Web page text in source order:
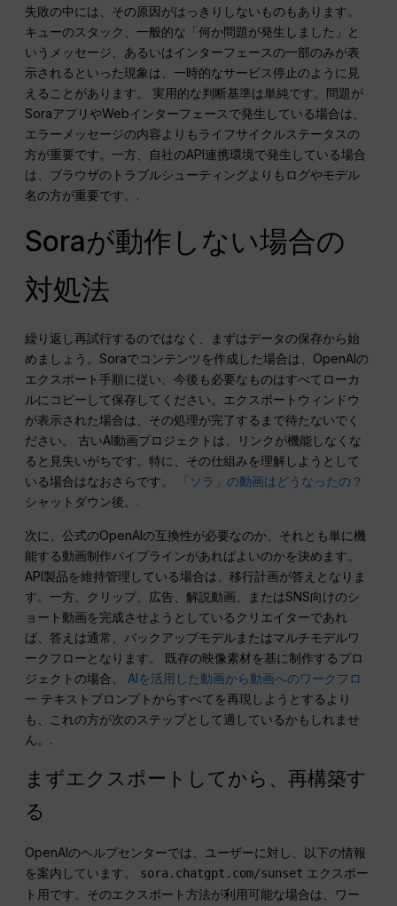
失敗の中には、その原因がはっきりしないものもあります。
キューのスタック、一般的な「何か問題が発生しました」と
いうメッセージ、あるいはインターフェースの一部のみが表
示されるといった現象は、一時的なサービス停止のように見
えることがあります。 実用的な判断基準は単純です。問題が
SoraアプリやWebインターフェースで発生している場合は、
エラーメッセージの内容よりもライフサイクルステータスの
方が重要です。一方、自社のAPI連携環境で発生している場合
は、ブラウザのトラブルシューティングよりもログやモデル
名の方が重要です。.
Soraが動作しない場合の
対処法
繰り返し再試行するのではなく、まずはデータの保存から始
めましょう。Soraでコンテンツを作成した場合は、OpenAIの
エクスポート手順に従い、今後も必要なものはすべてローカ
ルにコピーして保存してください。エクスポートウィンドウ
が表示された場合は、その処理が完了するまで待たないでく
ださい。 古いAI動画プロジェクトは、リンクが機能しなくな
ると見失いがちです。特に、その仕組みを理解しようとして
いる場合はなおさらです。
「ソラ」の動画はどうなったの？
シャットダウン後。.
次に、公式のOpenAIの互換性が必要なのか、それとも単に機
能する動画制作パイプラインがあればよいのかを決めます。
API製品を維持管理している場合は、移行計画が答えとなりま
す。一方、クリップ、広告、解説動画、またはSNS向けのシ
ョート動画を完成させようとしているクリエイターであれ
ば、答えは通常、バックアップモデルまたはマルチモデルワ
ークフローとなります。 既存の映像素材を基に制作するプロ
ジェクトの場合、AIを活用した動画から動画へのワークフロ
ー テキストプロンプトからすべてを再現しようとするより
も、これの方が次のステップとして適しているかもしれませ
ん。.
まずエクスポートしてから、再構築す
る
OpenAIのヘルプセンターでは、ユーザーに対し、以下の情報
を案内しています。 sora.chatgpt.com/sunset エクスポー
ト用です。そのエクスポート方法が利用可能な場合は、ワー